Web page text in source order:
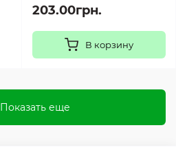
203.00грн.
В корзину
Показать еще